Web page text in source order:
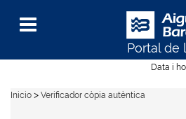
Data i
Portal de
Menu
Inicio > Verificador còpia autèntica